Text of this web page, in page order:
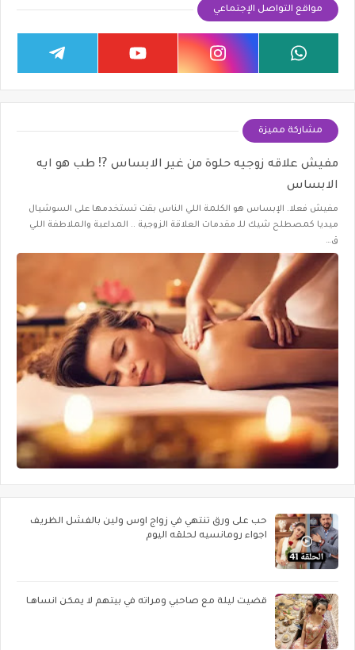
مواقع التواصل الإجتماعي
مشاركة مميزة
مفيش علاقه زوجيه حلوة من غير الابساس ⁉️ طب هو ايه
الابساس
مفيش فعلا. الإبساس هو الكلمة اللي الناس بقت تستخدمها على السوشيال
ميديا كمصطلح شيك للـ مقدمات العلاقة الزوجية .. المداعبة والملاطفة اللي
ق…
حب على ورق تنتهي في زواج اوس ولين بالفشل الظريف
اجواء رومانسيه لحلقه اليوم
قضيت ليلة مع صاحبي ومراته في بيتهم لا يمكن انساهـا